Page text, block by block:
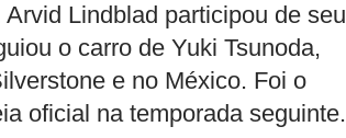
Lindblad participou de seu
o carro de Yuki Tsunoda,
e no México. Foi o
oficial na temporada seguinte.